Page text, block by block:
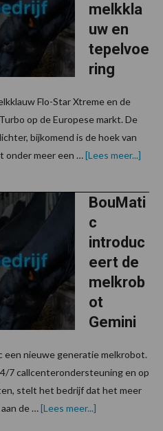
melkkla
uw en
tepelvoe
ring
Flo-Star Xtreme en de
op de Europese markt. De
bijkomend is de hoek van
onder meer een …[Lees meer...]
BouMati
c
introduc
eert de
melkrob
ot
Gemini
nieuwe generatie melkrobot.
7 callcenterondersteuning en op
stelt het bedrijf dat het meer
de …[Lees meer...]